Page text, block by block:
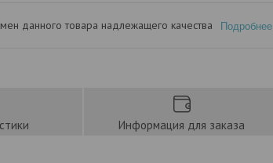
данного товара надлежащего качества Подробнее
Информация для заказа